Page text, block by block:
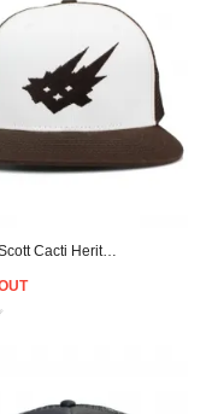
Travis Scott Cacti Heritage Seal Trucker Snapback Cap - Brown